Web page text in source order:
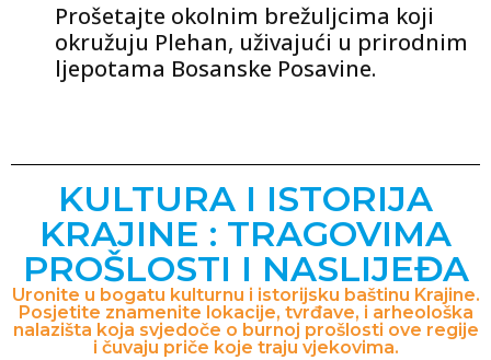
Prošetajte okolnim brežuljcima koji
okružuju Plehan, uživajući u prirodnim
ljepotama Bosanske Posavine.
KULTURA I ISTORIJA
KRAJINE : TRAGOVIMA
PROŠLOSTI I NASLIJEĐA
Uronite u bogatu kulturnu i istorijsku baštinu Krajine.
Posjetite znamenite lokacije, tvrđave, i arheološka
nalazišta koja svjedoče o burnoj prošlosti ove regije
i čuvaju priče koje traju vjekovima.